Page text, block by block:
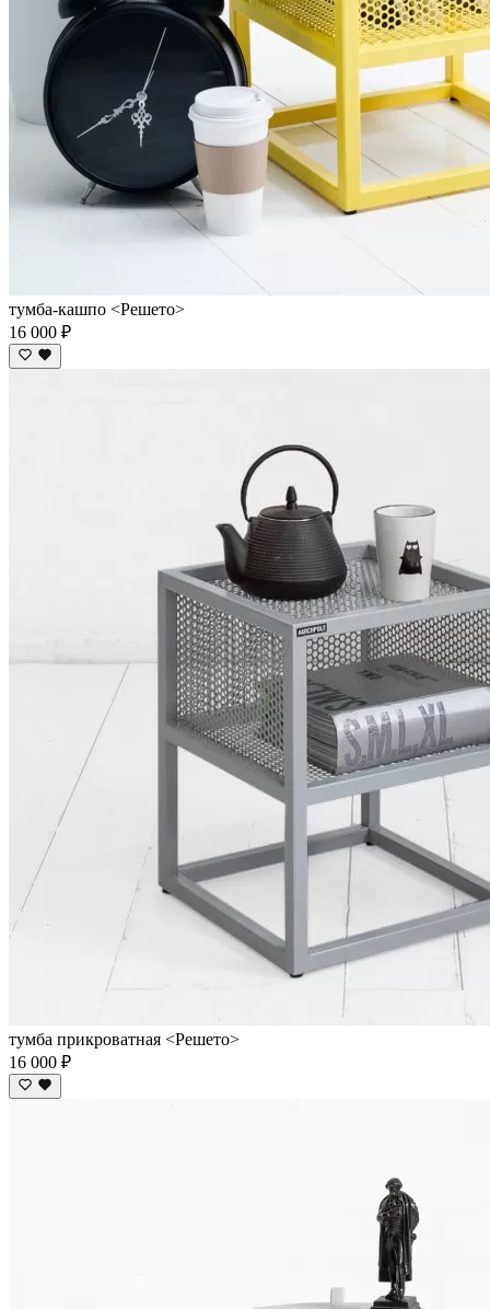
тумба-кашпо <Решето>
16 000 ₽
тумба прикроватная <Решето>
16 000 ₽